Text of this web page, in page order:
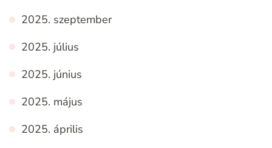
2025. szeptember
2025. július
2025. június
2025. május
2025. április